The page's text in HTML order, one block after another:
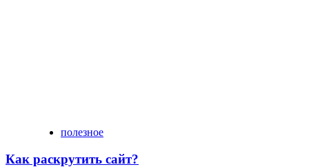
полезное
Как раскрутить сайт?